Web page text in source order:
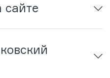
сайте